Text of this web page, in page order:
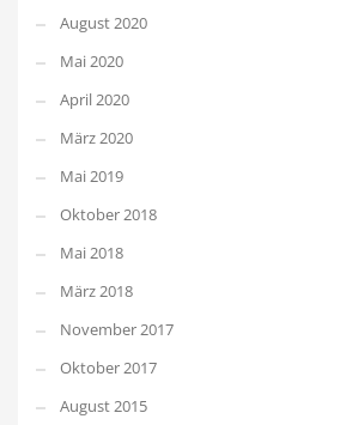
August 2020
Mai 2020
April 2020
März 2020
Mai 2019
Oktober 2018
Mai 2018
März 2018
November 2017
Oktober 2017
August 2015